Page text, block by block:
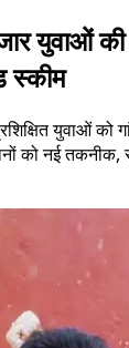
युवाओं
स्कीम
युवाओं को
को नई